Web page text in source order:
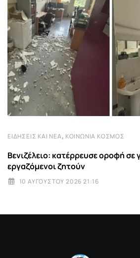
ΕΙΔΉΣΕΙΣ ΚΑΙ ΝΈΑ, ΚΟΙΝΩΝΊΑ ΚΌΣΜΟΣ
Βενιζέλειο: κατέρρευσε οροφή σε
εργαζόμενοι ζητούν
10 ΑΥΓΟΎΣΤΟΥ 2026 21:16